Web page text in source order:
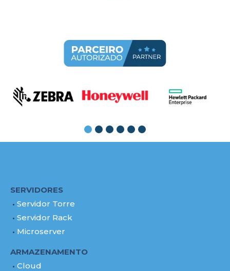
SERVIDORES
Servidor Torre
Servidor Rack
Microserver
ARMAZENAMENTO
Cloud